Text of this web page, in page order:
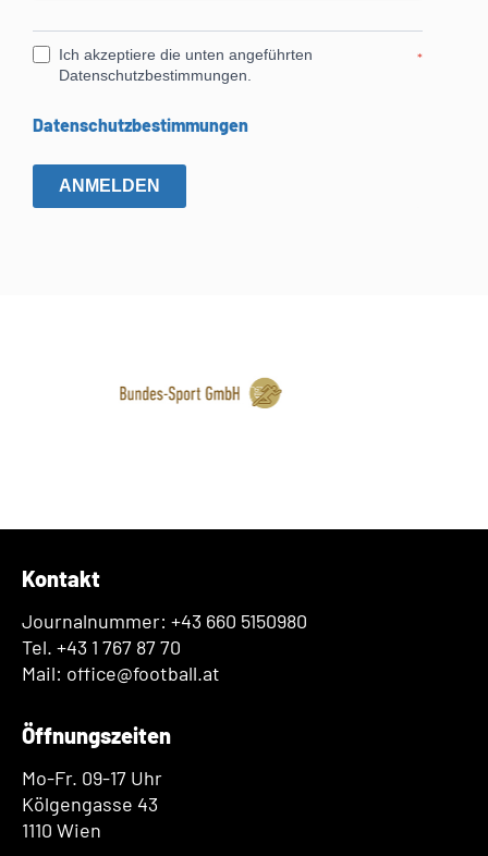
Ich akzeptiere die unten angeführten
Datenschutzbestimmungen.
*
Datenschutzbestimmungen
ANMELDEN
Kontakt
Journalnummer: +43 660 5150980
Tel. +43 1 767 87 70
Mail: office@football.at
Öffnungszeiten
Mo-Fr. 09-17 Uhr
Kölgengasse 43
1110 Wien